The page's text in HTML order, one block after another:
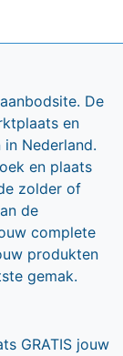
De
en
Nederland.
en plaats
zolder of
de
complete
produkten
gemak.
GRATIS jouw